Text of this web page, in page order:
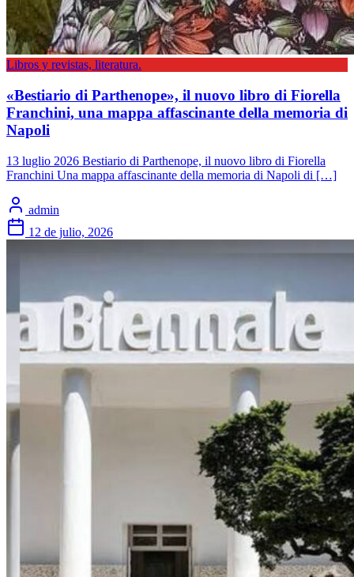
Libros y revistas, literatura.
«Bestiario di Parthenope», il nuovo libro di Fiorella
Franchini, una mappa affascinante della memoria di
Napoli
13 luglio 2026 Bestiario di Parthenope, il nuovo libro di Fiorella
Franchini Una mappa affascinante della memoria di Napoli di […]
admin
12 de julio, 2026